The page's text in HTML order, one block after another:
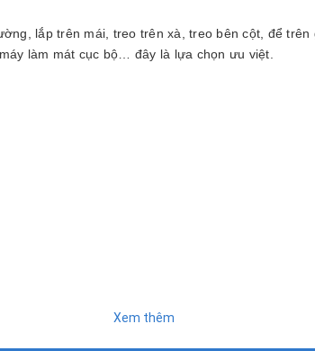
lắp trên mái, treo trên xà, treo bên cột, để
làm mát cục bộ… đây là lựa chọn ưu việt.
Xem thêm